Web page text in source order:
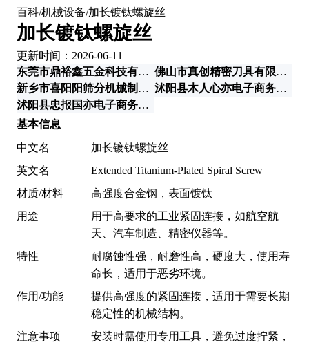
百科/机械设备/加长镀钛螺旋丝
加长镀钛螺旋丝
更新时间：2026-06-11
东莞市鼎裕鑫五金科技有限公司
佛山市真创精密刀具有限公司
新乡市喜阳阳筛分机械制造有限公司
沭阳县木人心亦电子商务有限公司
沭阳县忠报国亦电子商务有限公司
基本信息
中文名
加长镀钛螺旋丝
英文名
Extended Titanium-Plated Spiral Screw
材质/材料
高强度合金钢，表面镀钛
用途
用于高要求的工业紧固连接，如航空航
天、汽车制造、精密仪器等。
特性
耐腐蚀性强，耐磨性高，硬度大，使用寿
命长，适用于恶劣环境。
作用/功能
提供高强度的紧固连接，适用于需要长期
稳定性的机械结构。
注意事项
安装时需使用专用工具，避免过度拧紧，